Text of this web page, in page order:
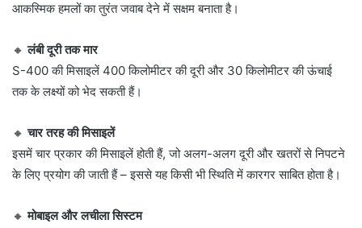
आकस्मिक हमलों का तुरंत जवाब देने में सक्षम बनाता है।
🔸लंबी दूरी तक मार
S-400 की मिसाइलें 400 किलोमीटर की दूरी और 30 किलोमीटर की ऊंचाई
तक के लक्ष्यों को भेद सकती हैं।
🔸चार तरह की मिसाइलें
इसमें चार प्रकार की मिसाइलें होती हैं, जो अलग-अलग दूरी और खतरों से निपटने
के लिए प्रयोग की जाती हैं – इससे यह किसी भी स्थिति में कारगर साबित होता है।
🔸मोबाइल और लचीला सिस्टम